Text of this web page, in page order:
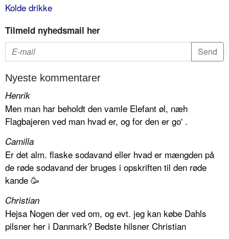
Kolde drikke
Tilmeld nyhedsmail her
Nyeste kommentarer
Henrik
Men man har beholdt den vamle Elefant øl, næh
Flagbajeren ved man hvad er, og for den er go' .
Camilla
Er det alm. flaske sodavand eller hvad er mængden på
de røde sodavand der bruges i opskriften til den røde
kande 🥳
Christian
Hejsa Nogen der ved om, og evt. jeg kan købe Dahls
pilsner her i Danmark? Bedste hilsner Christian